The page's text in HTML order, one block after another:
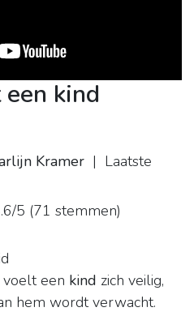
kind
Kramer | Laatste
5 (71 stemmen)
een kind zich veilig,
hem wordt verwacht.